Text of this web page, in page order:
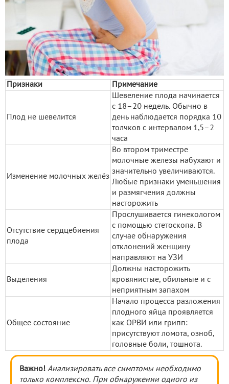
Признаки Примечание
Плод не шевелится
Шевеление плода начинается
с 18–20 недель. Обычно в
день наблюдается порядка 10
толчков с интервалом 1,5–2
часа
Изменение молочных желёз
Во втором триместре
молочные железы набухают и
значительно увеличиваются.
Любые признаки уменьшения
и размягчения должны
насторожить
Отсутствие сердцебиения
плода
Прослушивается гинекологом
с помощью стетоскопа. В
случае обнаружения
отклонений женщину
направляют на УЗИ
Выделения
Должны насторожить
кровянистые, обильные и с
неприятным запахом
Общее состояние
Начало процесса разложения
плодного яйца проявляется
как ОРВИ или грипп:
присутствуют ломота, озноб,
головные боли, тошнота.
Важно! Анализировать все симптомы необходимо
только комплексно. При обнаружении одного из